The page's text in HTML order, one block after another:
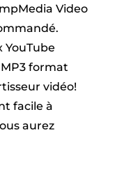
Video
YouTube
format
vidéo!
facile à
aurez